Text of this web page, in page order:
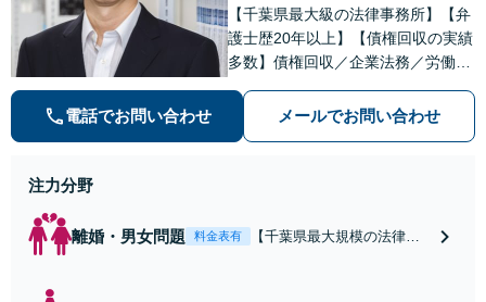
【千葉県最大級の法律事務所】【弁
護士歴20年以上】【債権回収の実績
多数】債権回収／企業法務／労働
い。依頼者の意向を最優先に、迅速
かつ最善の解決を目指します。【初
電話でお問い合わせ メールでお問い合わせ
注力分野
離婚・男女問題 料金表有
【千葉県最大規模の法律事